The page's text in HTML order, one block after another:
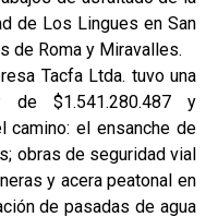
de Los Lingues en San
de Roma y Miravalles.
Tacfa Ltda. tuvo una
de $1.541.280.487 y
camino: el ensanche de
obras de seguridad vial
y acera peatonal en
de pasadas de agua